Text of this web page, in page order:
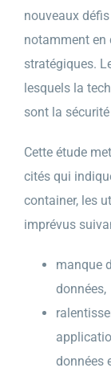
nouveaux
notamment en
stratégiques.
lesquels la
sont la
Cette étude
cités qui
container, les
imprévus
manque
données,
données